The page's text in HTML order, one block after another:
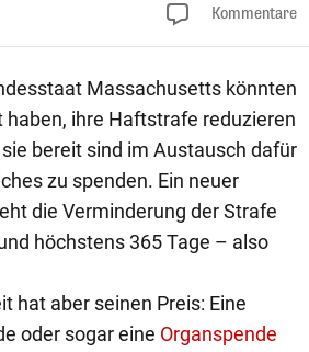
Kommentare
Massachusetts könnten
haben, ihre Haftstrafe reduzieren
bereit sind im Austausch dafür
zu spenden. Ein neuer
die Verminderung der Strafe
höchstens 365 Tage – also
hat aber seinen Preis: Eine
oder sogar eine Organspende